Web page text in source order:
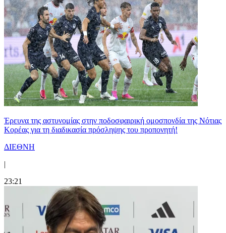
Έρευνα της αστυνομίας στην ποδοσφαιρική ομοσπονδία της Νότιας
Κορέας για τη διαδικασία πρόσληψης του προπονητή!
ΔΙΕΘΝΗ
|
23:21